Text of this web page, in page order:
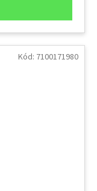
Kód: 7100171980